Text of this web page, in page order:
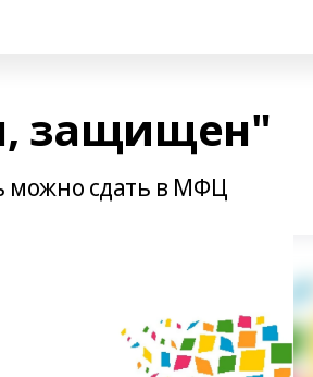
защищен"
можно сдать в МФЦ